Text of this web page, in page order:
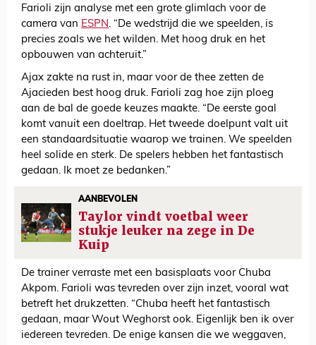
Farioli zijn analyse met een grote glimlach voor de
camera van ESPN. “De wedstrijd die we speelden, is
precies zoals we het wilden. Met hoog druk en het
opbouwen van achteruit.”
Ajax zakte na rust in, maar voor de thee zetten de
Ajacieden best hoog druk. Farioli zag hoe zijn ploeg
aan de bal de goede keuzes maakte. “De eerste goal
komt vanuit een doeltrap. Het tweede doelpunt valt uit
een standaardsituatie waarop we trainen. We speelden
heel solide en sterk. De spelers hebben het fantastisch
gedaan. Ik moet ze bedanken.”
AANBEVOLEN
Taylor vindt voetbal weer
stukje leuker na zege in De
Kuip
De trainer verraste met een basisplaats voor Chuba
Akpom. Farioli was tevreden over zijn inzet, vooral wat
betreft het drukzetten. “Chuba heeft het fantastisch
gedaan, maar Wout Weghorst ook. Eigenlijk ben ik over
iedereen tevreden. De enige kansen die we weggaven,